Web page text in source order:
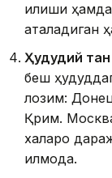
қилиши
аталадиган
Ҳудудий
беш
лозим:
Қрим.
халқаро
қилмоқда.